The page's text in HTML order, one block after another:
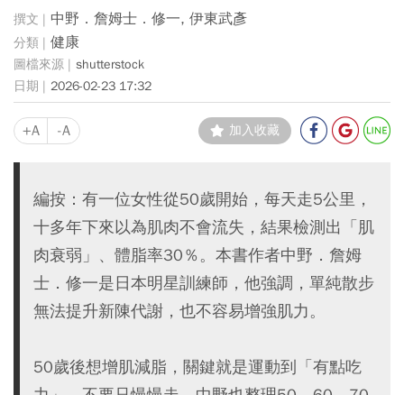
中野．詹姆士．修一, 伊東武彥
健康
shutterstock
2026-02-23 17:32
+A -A 加入收藏
編按：有一位女性從50歲開始，每天走5公里，
十多年下來以為肌肉不會流失，結果檢測出「肌
肉衰弱」、體脂率30％。本書作者中野．詹姆
士．修一是日本明星訓練師，他強調，單純散步
無法提升新陳代謝，也不容易增強肌力。
50歲後想增肌減脂，關鍵就是運動到「有點吃